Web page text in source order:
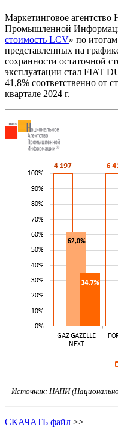
Маркетинговое
Промышленной
стоимость LCV» по
представленных на
сохранности остаточной
эксплуатации стал FIAT
41,8% соответственно от
квартале 2024 г.
Источник: НАПИ
СКАЧАТЬ файл >>